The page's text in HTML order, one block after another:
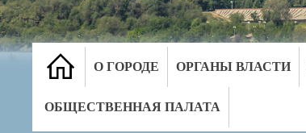
О ГОРОДЕ ОРГАНЫ ВЛАСТИ
ОБЩЕСТВЕННАЯ ПАЛАТА